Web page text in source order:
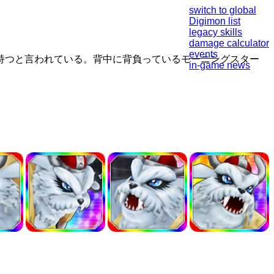
switch to global
Digimon list
legacy skills
damage calculator
events
in-game news
と言われている。背中に背負っているモーニングスター